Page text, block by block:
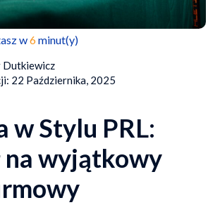
w6minut(y)
22 Października, 2025
w Stylu PRL:
na wyjątkowy